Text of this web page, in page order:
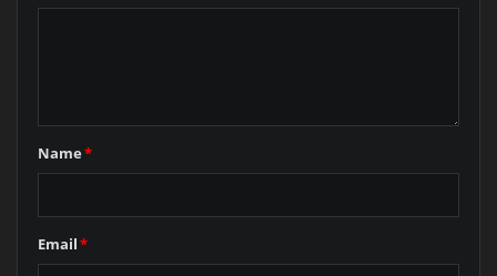
Name*
Email*